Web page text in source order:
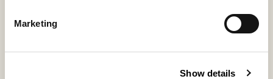
Marketing
Show details